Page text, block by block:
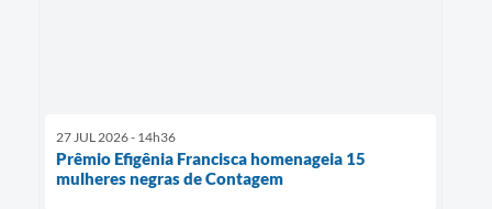
27 JUL 2026 - 14h36
Prêmio Efigênia Francisca homenageia 15
mulheres negras de Contagem